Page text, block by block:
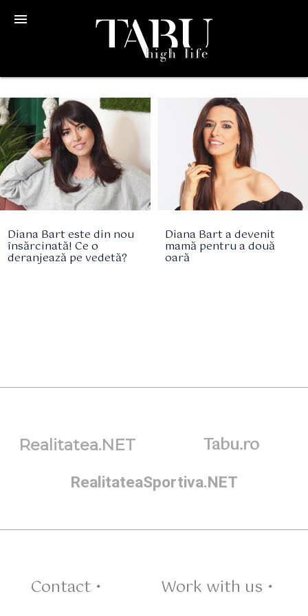
menu
Diana Bart este din nou
însărcinată! Ce o
deranjează pe vedetă?
Diana Bart a devenit
mamă pentru a două
oară
Realitatea.NET Tabu.ro
RealitateaSportiva.NET
Contact • Work with us •